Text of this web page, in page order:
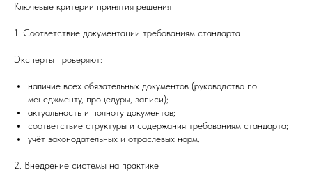
Ключевые критерии принятия решения
1. Соответствие документации требованиям стандарта
Эксперты проверяют:
наличие всех обязательных документов (руководство по
менеджменту, процедуры, записи);
актуальность и полноту документов;
соответствие структуры и содержания требованиям стандарта;
учёт законодательных и отраслевых норм.
2. Внедрение системы на практике